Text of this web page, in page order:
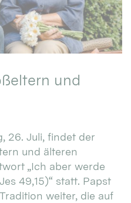
und
26. Juli, findet der
und älteren
„Ich aber werde
49,15)“ statt. Papst
weiter, die auf